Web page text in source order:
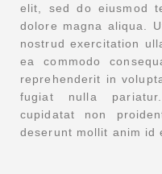
elit, sed do eiusmod
dolore magna aliqua.
nostrud exercitation
ea commodo
reprehenderit in
fugiat nulla
cupidatat non
deserunt mollit anim id